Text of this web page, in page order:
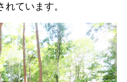
ています。